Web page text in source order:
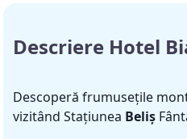
Descriere Hotel
Descoperă frumusețile
vizitând Stațiunea Beliș